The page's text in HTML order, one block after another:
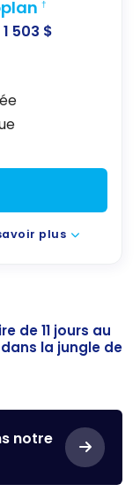
†
1 503 $
plus
de 11 jours au
la jungle de
notre